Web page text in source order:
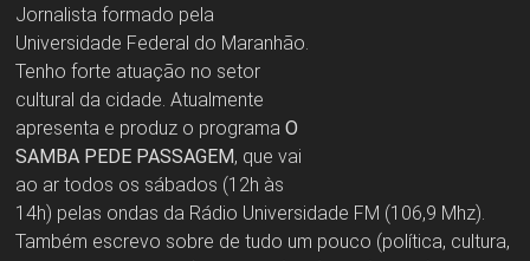
Jornalista formado pela
Universidade Federal do Maranhão.
Tenho forte atuação no setor
cultural da cidade. Atualmente
apresenta e produz o programa O
SAMBA PEDE PASSAGEM, que vai
ao ar todos os sábados (12h às
14h) pelas ondas da Rádio Universidade FM (106,9 Mhz).
Também escrevo sobre de tudo um pouco (política, cultura,